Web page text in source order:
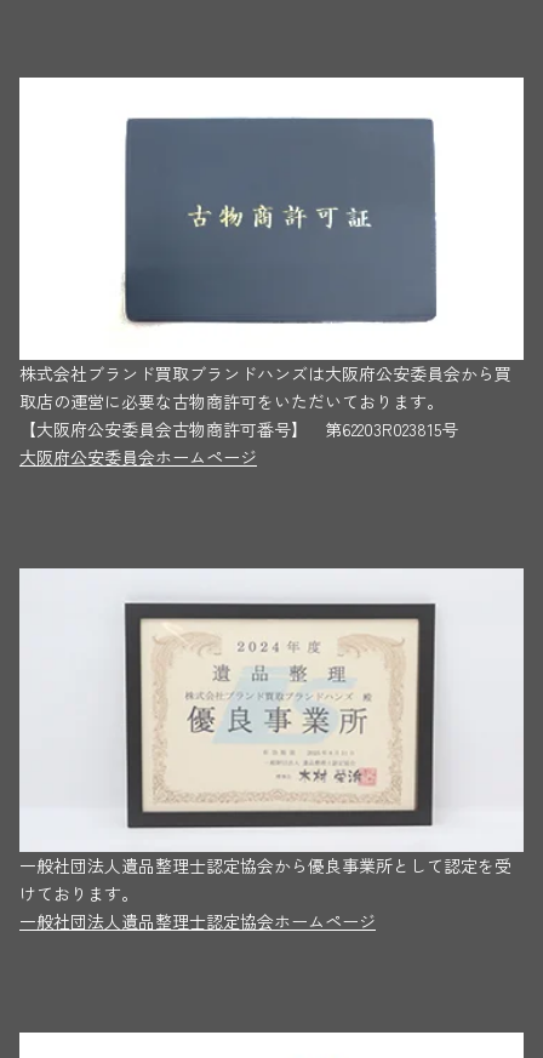
株式会社ブランド買取ブランドハンズは大阪府公安委員会から買
取店の運営に必要な古物商許可をいただいております。
【大阪府公安委員会古物商許可番号】 第62203R023815号
大阪府公安委員会ホームページ
一般社団法人遺品整理士認定協会から優良事業所として認定を受
けております。
一般社団法人遺品整理士認定協会ホームページ